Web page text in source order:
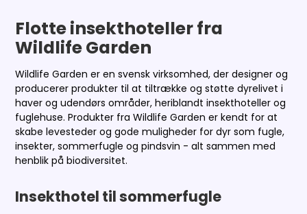
Flotte insekthoteller fra
Wildlife Garden
Wildlife Garden er en svensk virksomhed, der designer og
producerer produkter til at tiltrække og støtte dyrelivet i
haver og udendørs områder, heriblandt insekthoteller og
fuglehuse. Produkter fra Wildlife Garden er kendt for at
skabe levesteder og gode muligheder for dyr som fugle,
insekter, sommerfugle og pindsvin - alt sammen med
henblik på biodiversitet.
Insekthotel til sommerfugle